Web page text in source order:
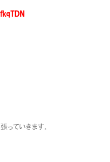
いきます。